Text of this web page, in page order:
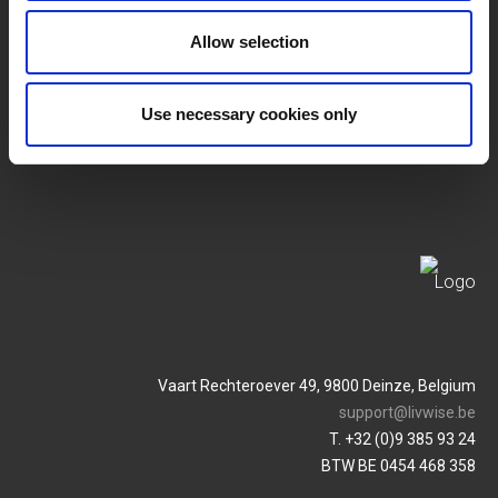
Allow selection
Use necessary cookies only
Politique De Confidentialité
MY LIVWISE-PRO LOGIN
Service & Contact
Vaart Rechteroever 49, 9800 Deinze, Belgium
support@livwise.be
T. +32 (0)9 385 93 24
BTW BE 0454 468 358